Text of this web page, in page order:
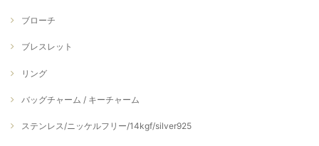
ブローチ
ブレスレット
リング
バッグチャーム / キーチャーム
ステンレス/ニッケルフリー/14kgf/silver925